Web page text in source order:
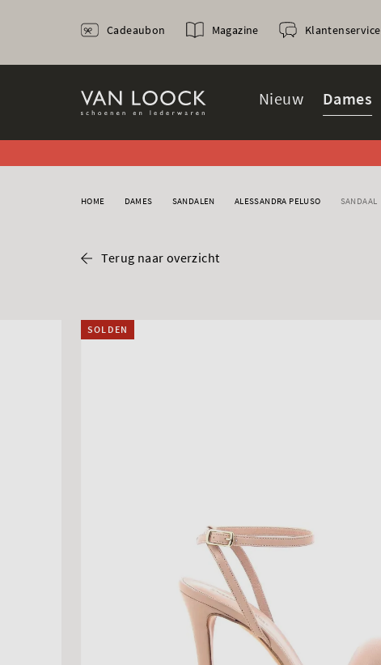
Nieuw Dames
Cadeaubon Magazine Klantenservice
HOME DAMES SANDALEN ALESSANDRA PELUSO SANDAAL
Terug naar overzicht
SOLDEN